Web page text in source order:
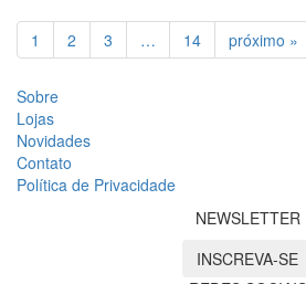
1 2 3 … 14 próximo »
Sobre
Lojas
Novidades
Contato
Política de Privacidade
NEWSLETTER
INSCREVA-SE